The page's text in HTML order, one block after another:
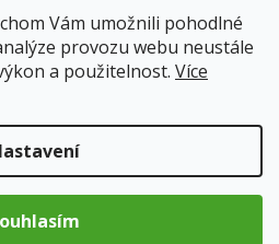
Vám umožnili pohodlné
provozu webu neustále
a použitelnost. Více
množství vitamínů a minerálů.
i pro vegany.
26 Kč
Měrná
cena:
Přidat do košíku